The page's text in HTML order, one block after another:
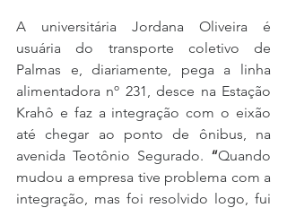
A universitária Jordana Oliveira é
usuária do transporte coletivo de
Palmas e, diariamente, pega a linha
alimentadora nº 231, desce na Estação
Krahô e faz a integração com o eixão
até chegar ao ponto de ônibus, na
avenida Teotônio Segurado. “Quando
mudou a empresa tive problema com a
integração, mas foi resolvido logo, fui